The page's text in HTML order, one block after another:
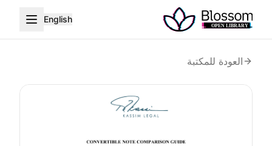
English
العودة للمكتبة